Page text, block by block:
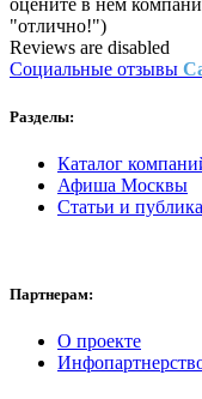
оцените в нем
"отлично!")
Reviews are disabled
Социальные отзывы
Разделы:
Каталог
Афиша Москвы
Статьи и
Партнерам:
О проекте